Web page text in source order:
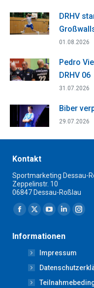
DRHV
01.08.2026
Pedro
DRHV 06
31.07.2026
Biber
29.07.2026
Kontakt
Sportmarketing Dessau-
Zeppelinstr. 10
06847 Dessau-Roßlau
Finden Sie uns auf:
Facebook
opens
new
window
X
opens
in
new
window
YouTube
opens
in
new
window
Linkedin
opens
in
new
window
new
Informationen
Impressum